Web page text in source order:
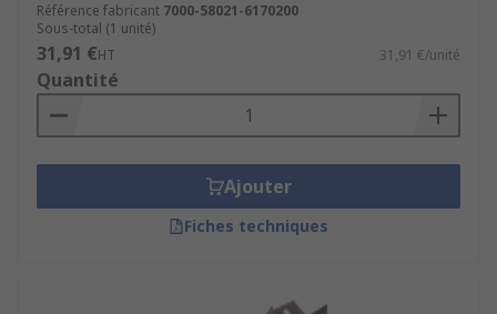
Référence fabricant 7000-58021-6170200
Sous-total (1 unité)
31,91 €HT 31,91 €/unité
Quantité
Ajouter
Fiches techniques